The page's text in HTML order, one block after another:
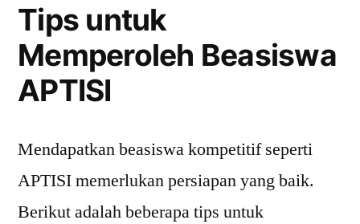
Tips untuk
Memperoleh Beasiswa
APTISI
Mendapatkan beasiswa kompetitif seperti
APTISI memerlukan persiapan yang baik.
Berikut adalah beberapa tips untuk